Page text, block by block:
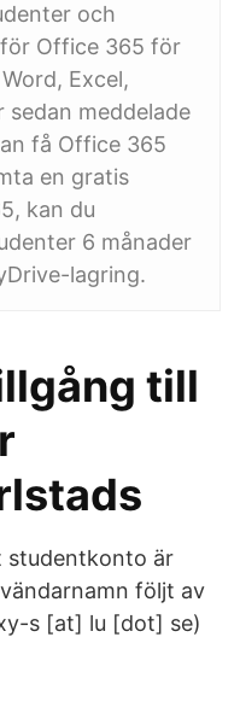
och
Office 365 för
Excel,
meddelade
få Office 365
en gratis
kan du
6 månader
lagring.
till
studentkonto är
följt av
s [at] lu [dot] se)